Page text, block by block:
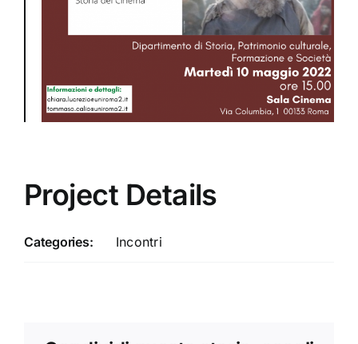
Project Details
Categories: Incontri